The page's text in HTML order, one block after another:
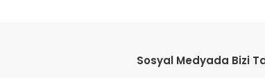
Sosyal Medyada Bizi